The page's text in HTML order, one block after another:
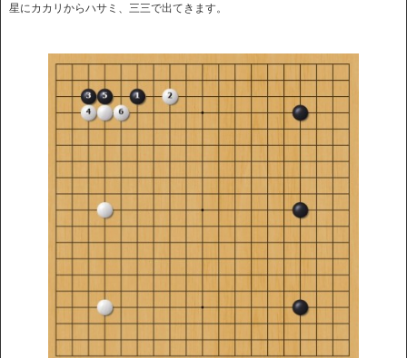
星にカカリからハサミ、三三で出てきます。